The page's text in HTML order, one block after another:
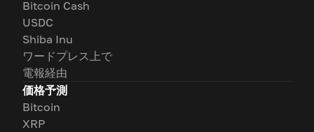
Bitcoin Cash
USDC
Shiba Inu
ワードプレス上で
電報経由
価格予測
Bitcoin
XRP